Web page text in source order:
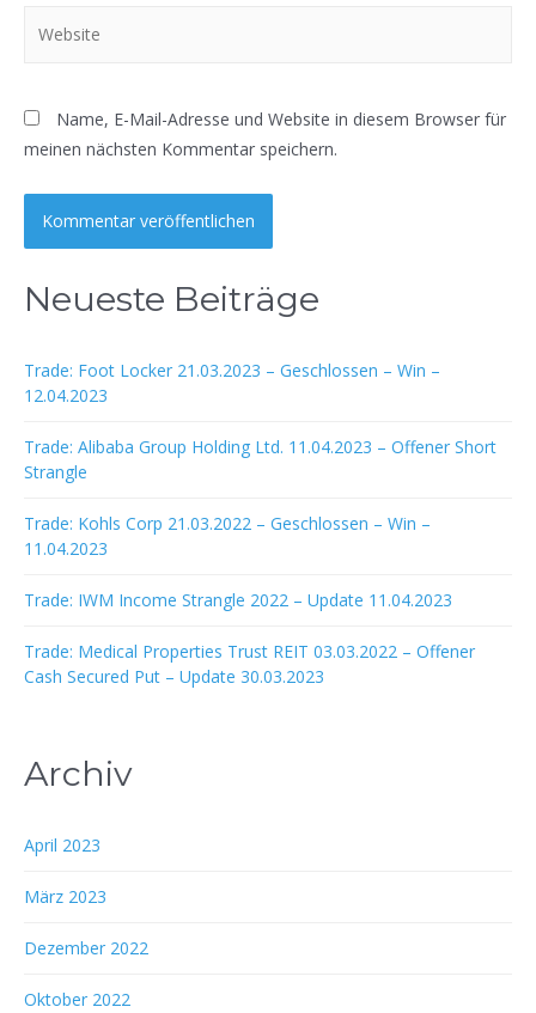
Name, E-Mail-Adresse und Website in diesem Browser für
meinen nächsten Kommentar speichern.
Neueste Beiträge
Trade: Foot Locker 21.03.2023 – Geschlossen – Win –
12.04.2023
Trade: Alibaba Group Holding Ltd. 11.04.2023 – Offener Short
Strangle
Trade: Kohls Corp 21.03.2022 – Geschlossen – Win –
11.04.2023
Trade: IWM Income Strangle 2022 – Update 11.04.2023
Trade: Medical Properties Trust REIT 03.03.2022 – Offener
Cash Secured Put – Update 30.03.2023
Archiv
April 2023
März 2023
Dezember 2022
Oktober 2022